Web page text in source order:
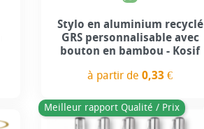
Stylo en aluminium recyclé
GRS personnalisable avec
bouton en bambou - Kosif
à partir de0,33 €
Meilleur rapport Qualité / Prix